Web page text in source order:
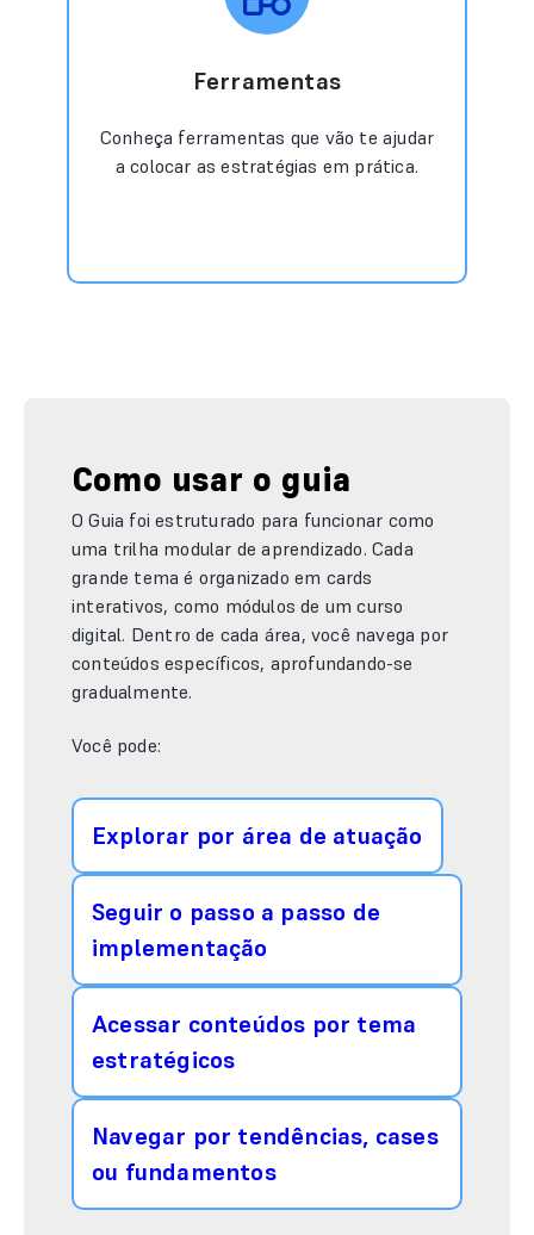
Ferramentas
Conheça ferramentas que vão te ajudar
a colocar as estratégias em prática.
Como usar o guia
O Guia foi estruturado para funcionar como
uma trilha modular de aprendizado. Cada
grande tema é organizado em cards
interativos, como módulos de um curso
digital. Dentro de cada área, você navega por
conteúdos específicos, aprofundando-se
gradualmente.
Você pode:
Explorar por área de atuação
Seguir o passo a passo de
implementação
Acessar conteúdos por tema
estratégicos
Navegar por tendências, cases
ou fundamentos